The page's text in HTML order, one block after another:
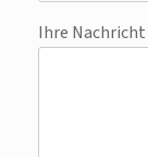
Ihre Nachricht